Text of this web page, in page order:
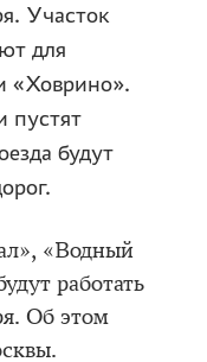
Участок
для
«Ховрино».
пустят
будут
«Водный
работать
Об этом